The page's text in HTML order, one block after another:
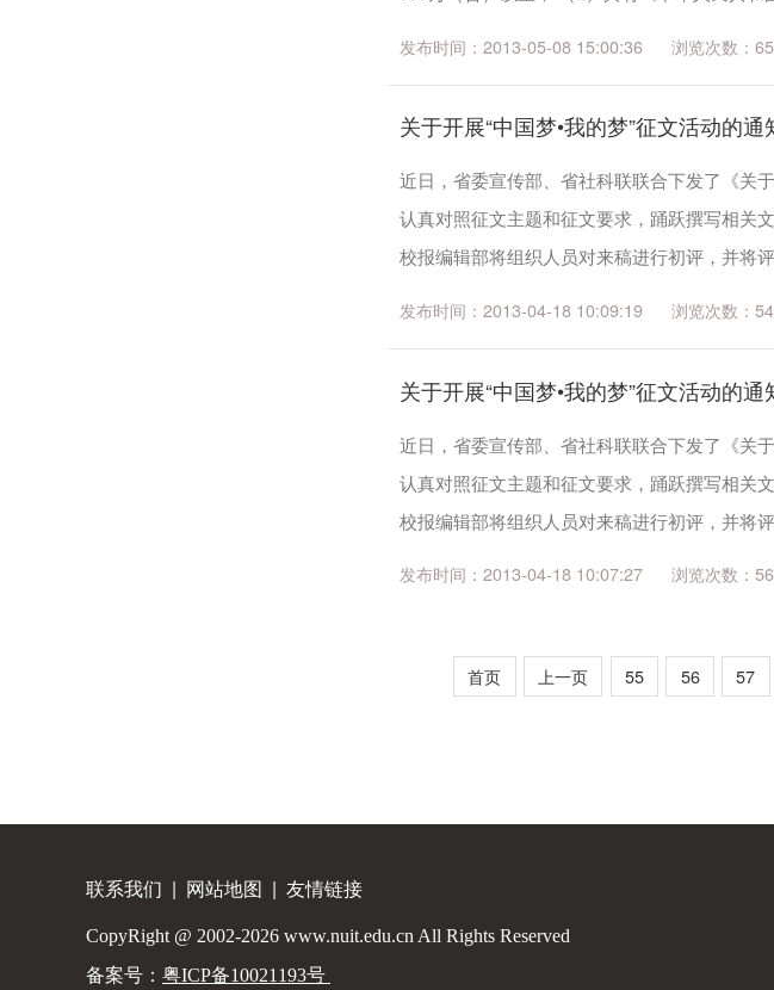
发布时间：2013-05-08 15:00:36
关于开展“中国梦•我的梦”征文活动的通
近日，省委宣传部、省社科联联合下发了《关
认真对照征文主题和征文要求，踊跃撰写相关
校报编辑部将组织人员对来稿进行初评，并将
发布时间：2013-04-18 10:09:19
关于开展“中国梦•我的梦”征文活动的通
近日，省委宣传部、省社科联联合下发了《关
认真对照征文主题和征文要求，踊跃撰写相关
校报编辑部将组织人员对来稿进行初评，并将
发布时间：2013-04-18 10:07:27
首页 上一页 55 56 57
联系我们 | 网站地图 | 友情链接
CopyRight @ 2002-2026 www.nuit.edu.cn All Rights Reserved
备案号： 粤ICP备10021193号